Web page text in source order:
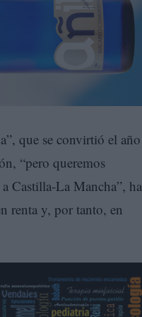
que se convirtió el año
“pero queremos
Castilla-La Mancha”, ha
renta y, por tanto, en